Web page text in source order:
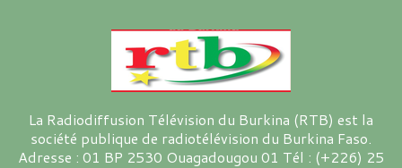
La Radiodiffusion Télévision du Burkina (RTB) est la
société publique de radiotélévision du Burkina Faso.
Adresse : 01 BP 2530 Ouagadougou 01 Tél : (+226) 25